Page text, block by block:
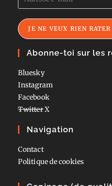
e-
mail
JE NE VEUX RIEN RATER
Abonne-toi sur les
Bluesky
Instagram
Facebook
TwitterX
Navigation
Contact
Politique de cookies